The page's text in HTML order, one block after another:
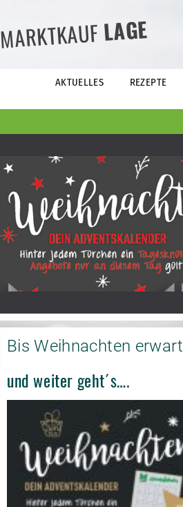
MARKTKAUFLAGE
AKTUELLES REZEPTE
Bis Weihnachten
und weiter geht´s….